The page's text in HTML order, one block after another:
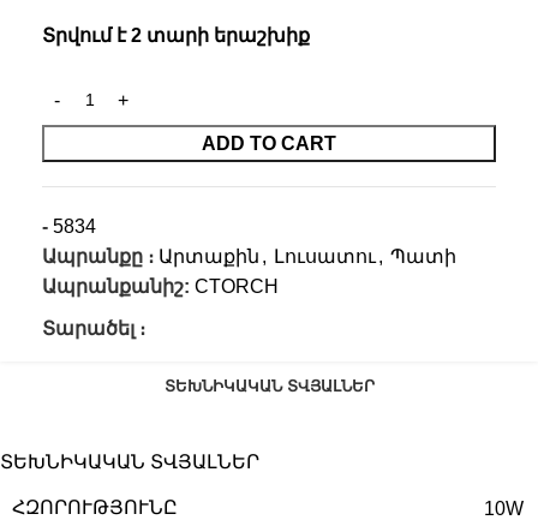
Տրվում է 2 տարի երաշխիք
ADD TO CART
- 5834
Ապրանքը ։ Արտաքին , Լուսատու, Պատի
Ապրանքանիշ: CTORCH
Տարածել ։
ՏԵԽՆԻԿԱԿԱՆ ՏՎՅԱԼՆԵՐ
ՏԵԽՆԻԿԱԿԱՆ ՏՎՅԱԼՆԵՐ
ՀԶՈՐՈՒԹՅՈՒՆԸ 10W